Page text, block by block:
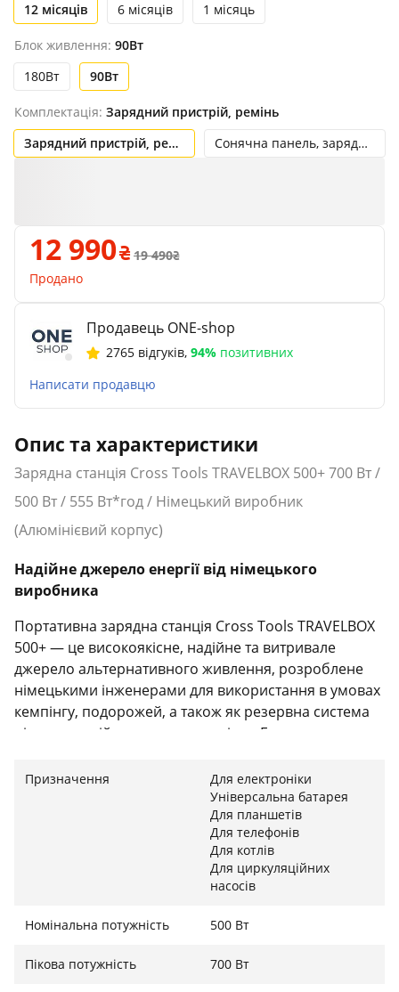
12 місяців
6 місяців 1 місяць
Блок живлення: 90Вт
180Вт
90Вт
Комплектація: Зарядний пристрій, ремінь
Зарядний пристрій, ремінь
Сонячна панель, зарядний пристрій, ремінь
12 990
19 490
Продано
Продавець ONE-shop
2765 відгуків, 94% позитивних
Написати продавцю
Опис та характеристики
Зарядна станція Cross Tools TRAVELBOX 500+ 700 Вт /
500 Вт / 555 Вт*год / Німецький виробник
(Алюмінієвий корпус)
Надійне джерело енергії від німецького
виробника
Портативна зарядна станція Cross Tools TRAVELBOX
500+ — це високоякісне, надійне та витривале
джерело альтернативного живлення, розроблене
німецькими інженерами для використання в умовах
кемпінгу, подорожей, а також як резервна система
під час аварійних вимкнень світла. Головною
алюмінієвий корпус, який не лише надійно захищає
внутрішню електроніку від механічних пошкоджень
та ударів, але й виконує роль ефективного
пасивного радіатора, забезпечуючи оптимальне
відведення тепла та тиху роботу приладу.
Висока потужність та енергоємна батарея
Незважаючи на свої компактні розміри та зручну
вражаючі технічні характеристики:
Призначення
Для електроніки
Універсальна батарея
Для планшетів
Для телефонів
Для котлів
Для циркуляційних
насосів
Номінальна потужність 500 Вт
Пікова потужність 700 Вт